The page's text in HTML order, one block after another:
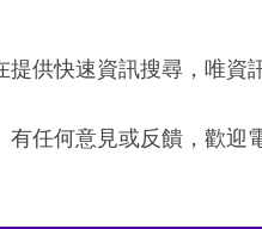
提供快速資訊搜尋，唯
有任何意見或反饋，歡迎